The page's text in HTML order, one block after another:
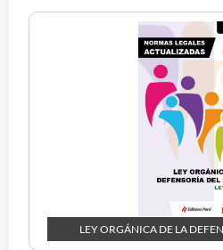
LEY ORGÁNICA DE LA